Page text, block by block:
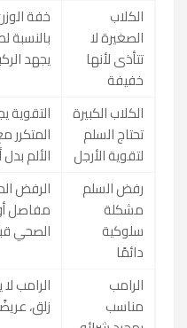
الكلاب
الصغيرة لا
تتأذى لأنها
خفيفة
خفة
بالنسبة
يجهد
الكلاب الكبيرة
تحتاج السلم
لتقوية الأرجل
المتكرر
الألم
رفض السلم
مشكلة
سلوكية
دائمًا
الرفض
مفاصل
الصحي
الرامب
مناسب
الرامب
زلق،